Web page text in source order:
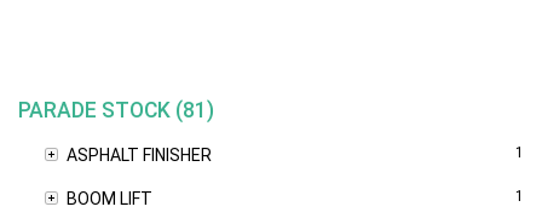
PARADE STOCK (81)
ASPHALT FINISHER 1
BOOM LIFT 1